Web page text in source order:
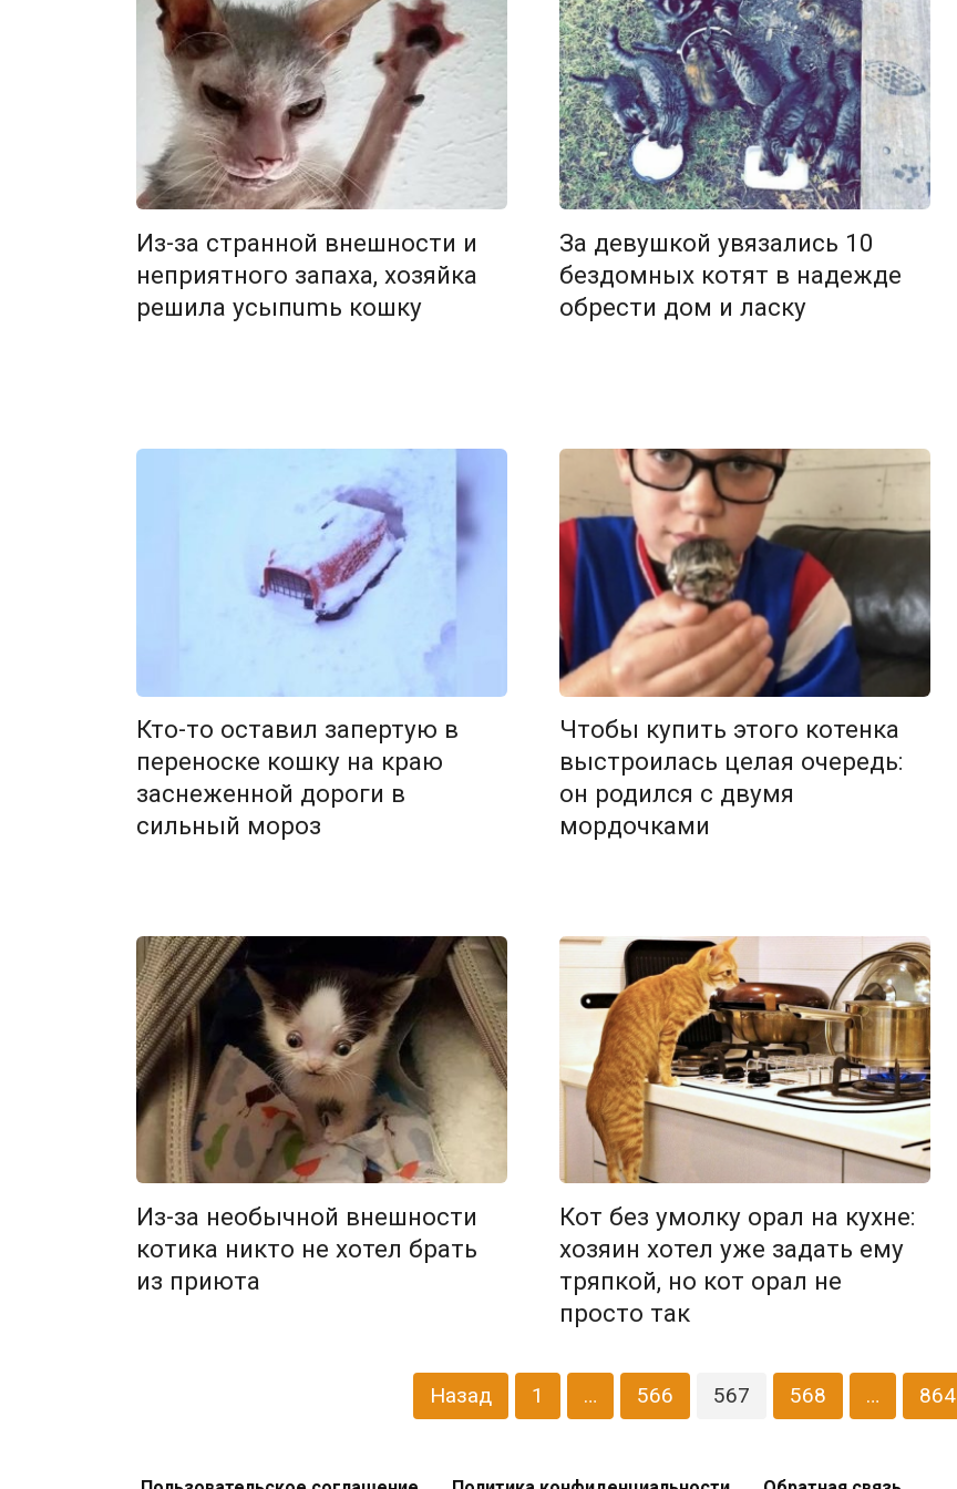
Из-за странной внешности и
неприятного запаха, хозяйка
решила усыпumь кошку
За девушкой увязались 10
бездомных котят в надежде
обрести дом и ласку
Кто-то оставил запертую в
переноске кошку на краю
заснеженной дороги в
сильный мороз
Чтобы купить этого котенка
выстроилась целая очередь:
он родился с двумя
мордочками
Из-за необычной внешности
котика никто не хотел брать
из приюта
Кот без умолку орал на кухне:
хозяин хотел уже задать ему
тряпкой, но кот орал не
просто так
Назад 1 … 566 567 568 … 864